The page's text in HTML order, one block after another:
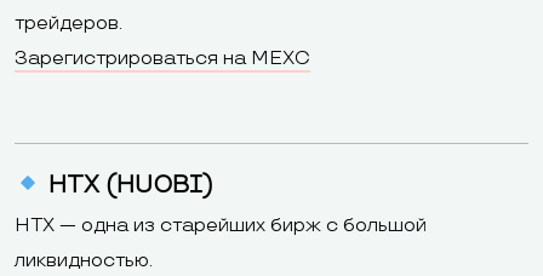
трейдеров.
Зарегистрироваться на MEXC
HTX (HUOBI)
HTX — одна из старейших бирж с большой
ликвидностью.